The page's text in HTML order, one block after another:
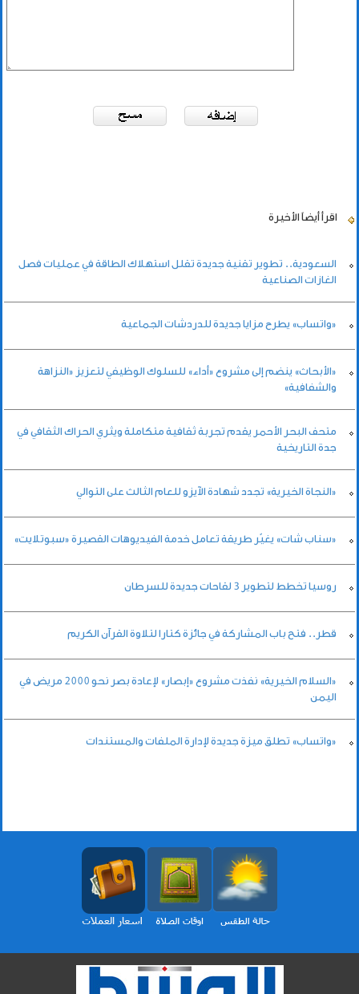
اقرأ أيضاً الأخيرة
السعودية.. تطوير تقنية جديدة تقلل استهلاك الطاقة في عمليات فصل
الغازات الصناعية
«واتساب» يطرح مزايا جديدة للدردشات الجماعية
«الأبحاث» ينضم إلى مشروع «أداء» للسلوك الوظيفي لتعزيز «النزاهة
والشفافية»
متحف البحر الأحمر يقدم تجربة ثقافية متكاملة ويثري الحراك الثقافي في
جدة التاريخية
«النجاة الخيرية» تجدد شهادة الآيزو للعام الثالث على التوالي
«سناب شات» يغيّر طريقة تعامل خدمة الفيديوهات القصيرة «سبوتلايت»
روسيا تخطط لتطوير 3 لقاحات جديدة للسرطان
قطر.. فتح باب المشاركة في جائزة كتارا لتلاوة القرآن الكريم
«السلام الخيرية» نفذت مشروع «إبصار» لإعادة بصر نحو 2000 مريض في
اليمن
«واتساب» تطلق ميزة جديدة لإدارة الملفات والمستندات